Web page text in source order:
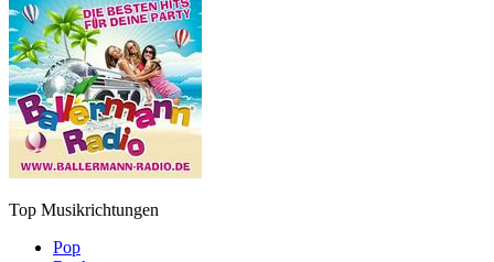
Top Musikrichtungen
Pop